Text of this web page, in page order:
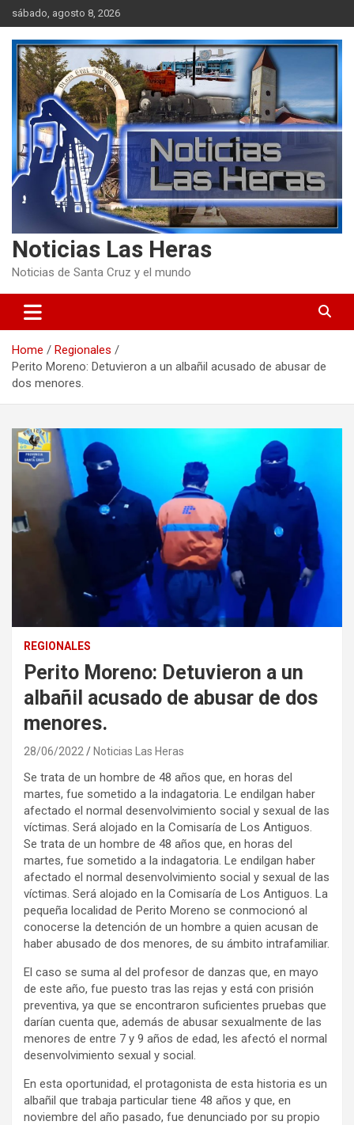
Skip
to
content
sábado, agosto 8, 2026
Noticias Las Heras
Noticias de Santa Cruz y el mundo
Home
Regionales
Perito Moreno: Detuvieron a un albañil acusado de abusar de
dos menores.
REGIONALES
Perito Moreno: Detuvieron a un
albañil acusado de abusar de dos
menores.
28/06/2022 Noticias Las Heras
Se trata de un hombre de 48 años que, en horas del
martes, fue sometido a la indagatoria. Le endilgan haber
afectado el normal desenvolvimiento social y sexual de las
víctimas. Será alojado en la Comisaría de Los Antiguos.
Se trata de un hombre de 48 años que, en horas del
martes, fue sometido a la indagatoria. Le endilgan haber
afectado el normal desenvolvimiento social y sexual de las
víctimas. Será alojado en la Comisaría de Los Antiguos. La
pequeña localidad de Perito Moreno se conmocionó al
conocerse la detención de un hombre a quien acusan de
haber abusado de dos menores, de su ámbito intrafamiliar.
El caso se suma al del profesor de danzas que, en mayo
de este año, fue puesto tras las rejas y está con prisión
preventiva, ya que se encontraron suficientes pruebas que
darían cuenta que, además de abusar sexualmente de las
menores de entre 7 y 9 años de edad, les afectó el normal
desenvolvimiento sexual y social.
En esta oportunidad, el protagonista de esta historia es un
albañil que trabaja particular tiene 48 años y que, en
noviembre del año pasado, fue denunciado por su propio